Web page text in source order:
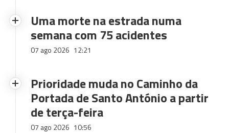
Uma morte na estrada numa
semana com 75 acidentes
07 ago 2026 12:21
Prioridade muda no Caminho da
Portada de Santo António a partir
de terça-feira
07 ago 2026 10:56